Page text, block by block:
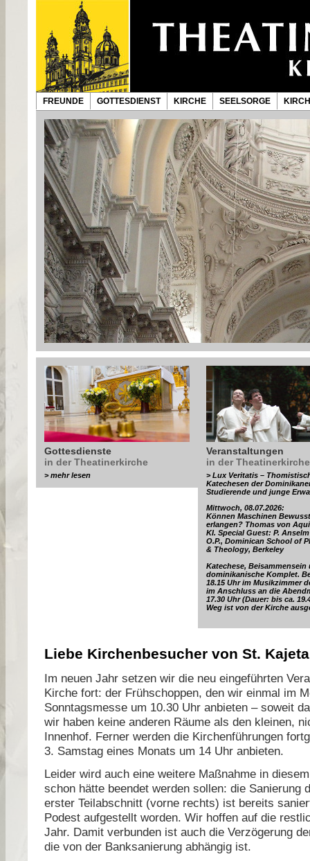
FREUNDE GOTTESDIENST KIRCHE SEELSORGE
Gottesdienste
in der Theatinerkirche
> mehr lesen
Veranstaltungen
in der Theatinerkirche
> Lux Veritatis –
Katechesen der
Studierende und junge
Mittwoch, 08.07.2026:
Können Maschinen
erlangen? Thomas von
KI. Special Guest: P.
O.P., Dominican School of
& Theology, Berkeley
Katechese, Beisammensein
dominikanische Komplet.
18.15 Uhr im Musikzimmer
im Anschluss an die
17.30 Uhr (Dauer: bis ca.
Weg ist von der Kirche
Liebe Kirchenbesucher von St.
Im neuen Jahr setzen wir die neu eingeführten
Kirche fort: der Frühschoppen, den wir einmal im
Sonntagsmesse um 10.30 Uhr anbieten – soweit
wir haben keine anderen Räume als den kleinen,
Innenhof. Ferner werden die Kirchenführungen
3. Samstag eines Monats um 14 Uhr anbieten.
Leider wird auch eine weitere Maßnahme in
schon hätte beendet werden sollen: die Sanierung
erster Teilabschnitt (vorne rechts) ist bereits
Podest aufgestellt worden. Wir hoffen auf die
Jahr. Damit verbunden ist auch die Verzögerung
die von der Banksanierung abhängig ist.